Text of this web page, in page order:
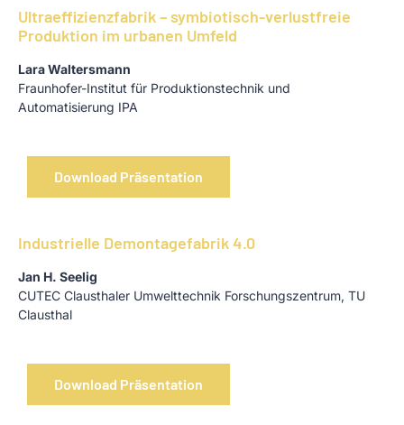
Ultraeffizienzfabrik – symbiotisch-verlustfreie
Produktion im urbanen Umfeld
Lara Waltersmann
Fraun­hofer-Institut für Produktions­technik und
Automatisierung IPA
Download Präsentation
Industrielle Demontagefabrik 4.0
Jan H. Seelig
CUTEC Clausthaler Umwelttechnik Forschungszentrum, TU
Clausthal
Download Präsentation